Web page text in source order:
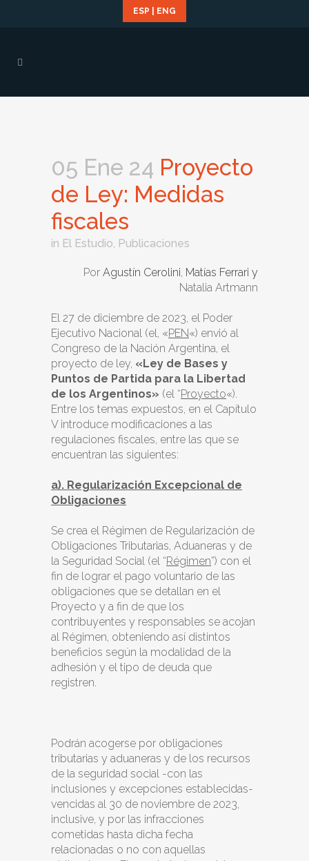
ESP ENG
05 Ene 24 Proyecto
de Ley: Medidas
fiscales
in El Estudio, Publicaciones
Por Agustín Cerolini, Matías Ferrari y
Natalia Artmann
El 27 de diciembre de 2023, el Poder
Ejecutivo Nacional (el, «PEN«) envió al
Congreso de la Nación Argentina, el
proyecto de ley, «Ley de Bases y
Puntos de Partida para la Libertad
de los Argentinos» (el “Proyecto«).
Entre los temas expuestos, en el Capítulo
V introduce modificaciones a las
regulaciones fiscales, entre las que se
encuentran las siguientes:
a). Regularización Excepcional de
Obligaciones
Se crea el Régimen de Regularización de
Obligaciones Tributarias, Aduaneras y de
la Seguridad Social (el “Régimen”) con el
fin de lograr el pago voluntario de las
obligaciones que se detallan en el
Proyecto y a fin de que los
contribuyentes y responsables se acojan
al Régimen, obteniendo así distintos
beneficios según la modalidad de la
adhesión y el tipo de deuda que
registren.
Podrán acogerse por obligaciones
tributarias y aduaneras y de los recursos
de la seguridad social -con las
inclusiones y excepciones establecidas-
vencidas al 30 de noviembre de 2023,
inclusive, y por las infracciones
cometidas hasta dicha fecha
relacionadas o no con aquellas